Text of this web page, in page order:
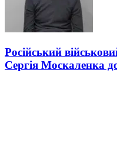
Російський
Сергія Москаленка